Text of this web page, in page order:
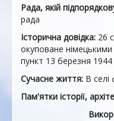
Рада, якій
рада
Історична довідка: 26
окуповане німецькими
пункт 13 березня 1944
Сучасне життя: В селі
Пам'ятки історії,